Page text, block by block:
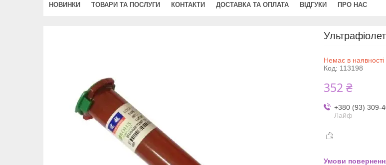
НОВИНКИ ТОВАРИ ТА ПОСЛУГИ КОНТАКТИ ДОСТАВКА ТА ОПЛАТА ВІДГУКИ ПРО НАС
Немає в наявності
Код: 113198
352 ₴
+380 (93) 309-
Лайф